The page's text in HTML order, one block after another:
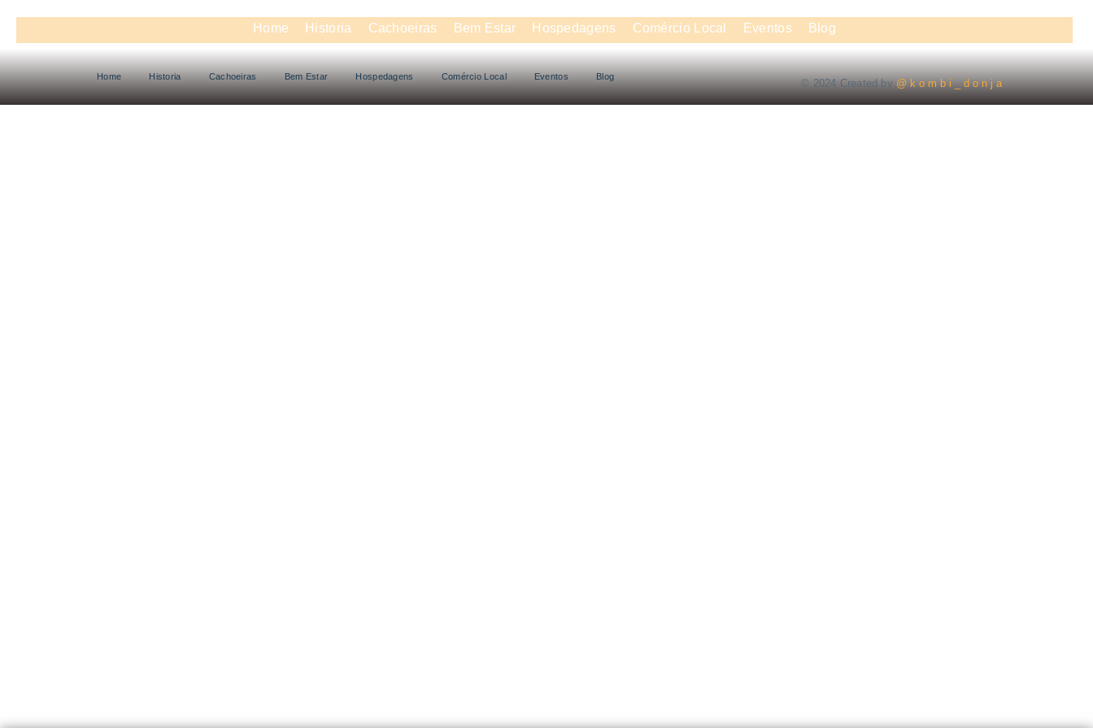
Home Historia Cachoeiras Bem Estar Hospedagens Comércio Local Eventos Blog
Home Historia Cachoeiras Bem Estar Hospedagens Comércio Local Eventos Blog
© 2024 Created by@ k o m b i _ d o n j a